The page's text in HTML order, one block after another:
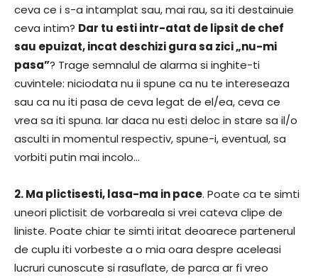
ceva ce i s-a intamplat sau, mai rau, sa iti destainuie
ceva intim? Dar tu esti intr-atat de lipsit de chef
sau epuizat, incat deschizi gura sa zici „nu-mi
pasa”? Trage semnalul de alarma si inghite-ti
cuvintele: niciodata nu ii spune ca nu te intereseaza
sau ca nu iti pasa de ceva legat de el/ea, ceva ce
vrea sa iti spuna. Iar daca nu esti deloc in stare sa il/o
asculti in momentul respectiv, spune-i, eventual, sa
vorbiti putin mai incolo…
2. Ma plictisesti, lasa-ma in pace. Poate ca te simti
uneori plictisit de vorbareala si vrei cateva clipe de
liniste. Poate chiar te simti iritat deoarece partenerul
de cuplu iti vorbeste a o mia oara despre aceleasi
lucruri cunoscute si rasuflate, de parca ar fi vreo